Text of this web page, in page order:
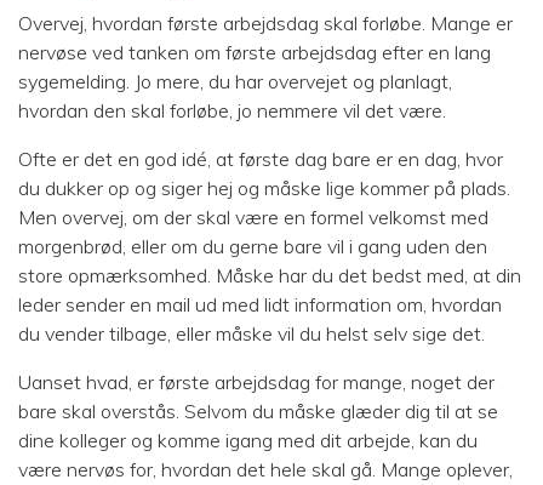
Overvej, hvordan første arbejdsdag skal forløbe. Mange er
nervøse ved tanken om første arbejdsdag efter en lang
sygemelding. Jo mere, du har overvejet og planlagt,
hvordan den skal forløbe, jo nemmere vil det være.
Ofte er det en god idé, at første dag bare er en dag, hvor
du dukker op og siger hej og måske lige kommer på plads.
Men overvej, om der skal være en formel velkomst med
morgenbrød, eller om du gerne bare vil i gang uden den
store opmærksomhed. Måske har du det bedst med, at din
leder sender en mail ud med lidt information om, hvordan
du vender tilbage, eller måske vil du helst selv sige det.
Uanset hvad, er første arbejdsdag for mange, noget der
bare skal overstås. Selvom du måske glæder dig til at se
dine kolleger og komme igang med dit arbejde, kan du
være nervøs for, hvordan det hele skal gå. Mange oplever,